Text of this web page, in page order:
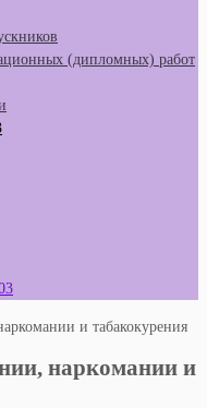
(дипломных) работ
и табакокурения
наркомании и